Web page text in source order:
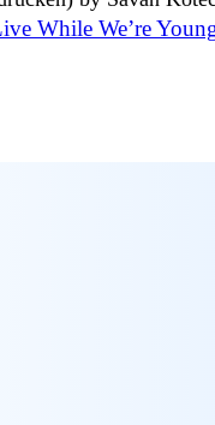
While We’re